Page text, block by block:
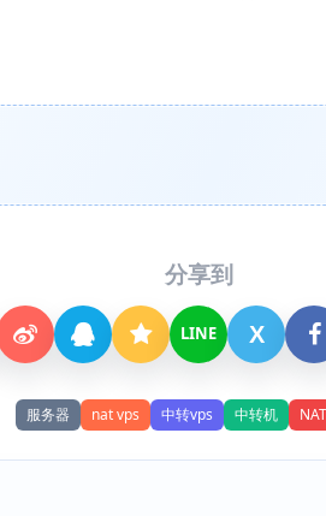
分享到
LINE X
服务器 nat vps 中转vps 中转机